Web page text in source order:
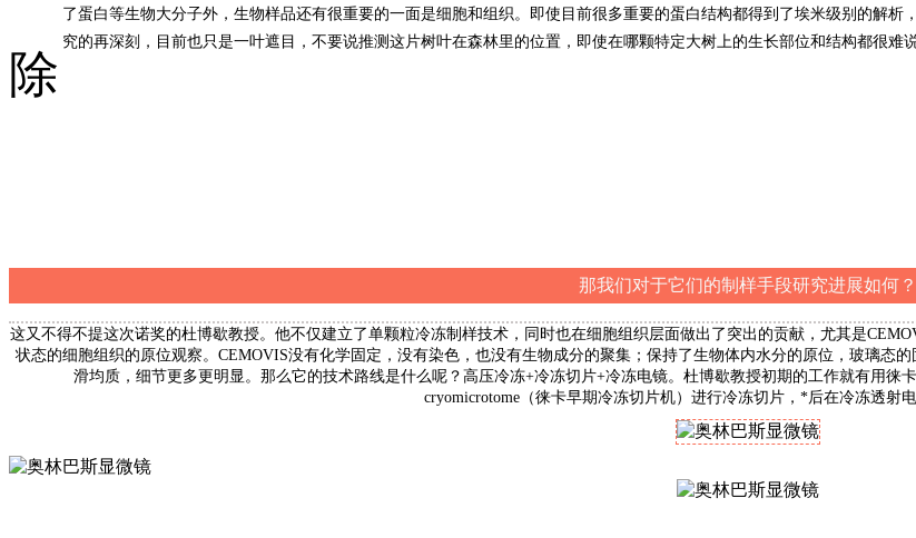
除
了蛋白等生物大分子外，生物样品还有很重要的一面是细胞和组织。即使目前很多重要的蛋白结构都得到了埃米级别的解
究的再深刻，目前也只是一叶遮目，不要说推测这片树叶在森林里的位置，即使在哪颗特定大树上的生长部位和结构都很难
那我们对于它们的制样手段研究进展如何？
这又不得不提这次诺奖的杜博歇教授。他不仅建立了单颗粒冷冻制样技术，同时也在细胞组织层面做出了突出的贡献，尤其是
状态的细胞组织的原位观察。CEMOVIS没有化学固定，没有染色，也没有生物成分的聚集；保持了生物体内水分的原位，玻璃态
滑均质，细节更多更明显。那么它的技术路线是什么呢？高压冷冻+冷冻切片+冷冻电镜。杜博歇教授初期的工作就有用徕
cryomicrotome（徕卡早期冷冻切片机）进行冷冻切片，*后在冷冻透射